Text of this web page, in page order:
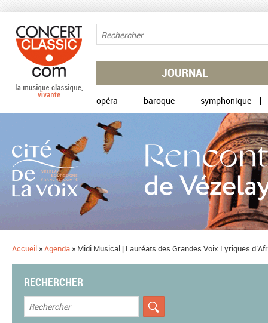
JOURNAL
opéra baroque symphonique
Accueil »Agenda » Midi Musical | Lauréats des Grandes Voix Lyriques
RECHERCHER